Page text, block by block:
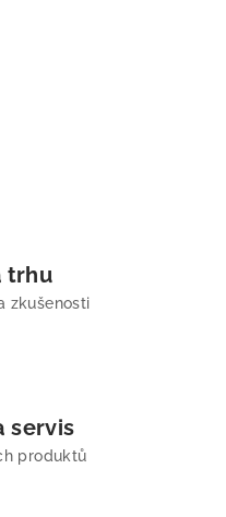
trhu
zkušenosti
servis
produktů